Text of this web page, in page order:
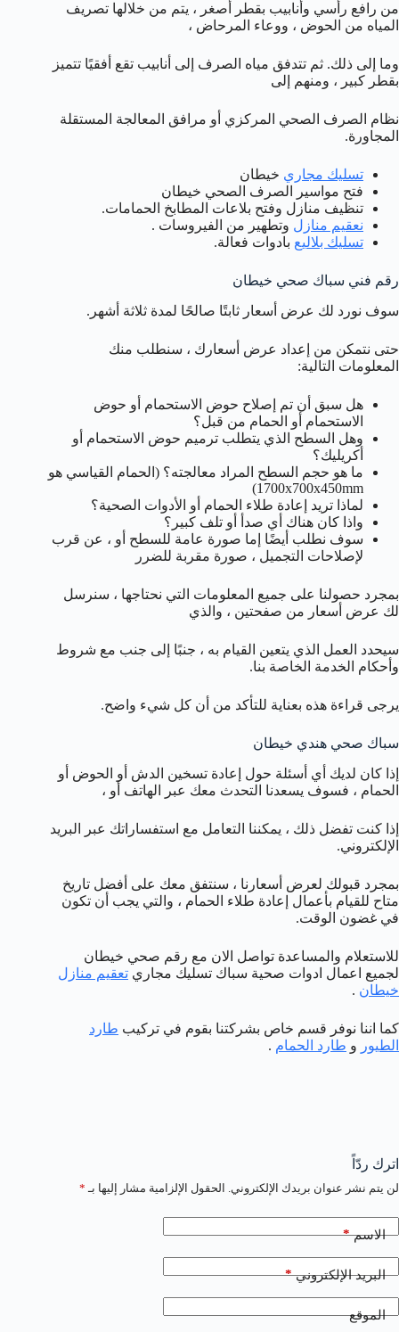
من رافع رأسي وأنابيب بقطر أصغر ، يتم من خلالها تصريف
المياه من الحوض ، ووعاء المرحاض ،
وما إلى ذلك. ثم تتدفق مياه الصرف إلى أنابيب تقع أفقيًا تتميز
بقطر كبير ، ومنهم إلى
نظام الصرف الصحي المركزي أو مرافق المعالجة المستقلة
المجاورة.
تسليك مجاري خيطان
فتح مواسير الصرف الصحي خيطان
تنظيف منازل وفتح بلاعات المطابخ الحمامات.
نعقيم منازل وتطهير من الفيروسات .
تسليك بلاليع بادوات فعالة.
رقم فني سباك صحي خيطان
سوف نورد لك عرض أسعار ثابتًا صالحًا لمدة ثلاثة أشهر.
حتى نتمكن من إعداد عرض أسعارك ، سنطلب منك
المعلومات التالية:
هل سبق أن تم إصلاح حوض الاستحمام أو حوض
الاستحمام أو الحمام من قبل؟
وهل السطح الذي يتطلب ترميم حوض الاستحمام أو
أكريليك؟
ما هو حجم السطح المراد معالجته؟ (الحمام القياسي هو
1700x700x450mm)
لماذا تريد إعادة طلاء الحمام أو الأدوات الصحية؟
واذا كان هناك أي صدأ أو تلف كبير؟
سوف نطلب أيضًا إما صورة عامة للسطح أو ، عن قرب
لإصلاحات التجميل ، صورة مقربة للضرر
بمجرد حصولنا على جميع المعلومات التي نحتاجها ، سنرسل
لك عرض أسعار من صفحتين ، والذي
سيحدد العمل الذي يتعين القيام به ، جنبًا إلى جنب مع شروط
وأحكام الخدمة الخاصة بنا.
يرجى قراءة هذه بعناية للتأكد من أن كل شيء واضح.
سباك صحي هندي خيطان
إذا كان لديك أي أسئلة حول إعادة تسخين الدش أو الحوض أو
الحمام ، فسوف يسعدنا التحدث معك عبر الهاتف أو ،
إذا كنت تفضل ذلك ، يمكننا التعامل مع استفساراتك عبر البريد
الإلكتروني.
بمجرد قبولك لعرض أسعارنا ، سنتفق معك على أفضل تاريخ
متاح للقيام بأعمال إعادة طلاء الحمام ، والتي يجب أن تكون
في غضون الوقت.
للاستعلام والمساعدة تواصل الان مع رقم صحي خيطان
لجميع اعمال ادوات صحية سباك تسليك مجاري تعقيم منازل
خيطان .
كما اننا نوفر قسم خاص بشركتنا بقوم في تركيب طارد
الطيور و طارد الحمام .
اترك ردّاً
لن يتم نشر عنوان بريدك الإلكتروني. الحقول الإلزامية مشار إليها بـ *
الاسم*
البريد الإلكتروني*
الموقع